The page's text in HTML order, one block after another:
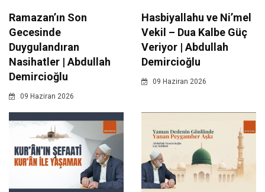
Ramazan’ın Son
Gecesinde
Duygulandıran
Nasihatler | Abdullah
Demircioğlu
09 Haziran 2026
Hasbiyallahu ve Ni’mel
Vekil – Dua Kalbe Güç
Veriyor | Abdullah
Demircioğlu
09 Haziran 2026